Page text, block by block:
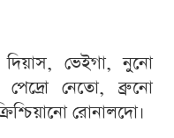
ভেইগা, নুনো
পেদ্রো নেতো, ব্রুনো
রোনালদো।